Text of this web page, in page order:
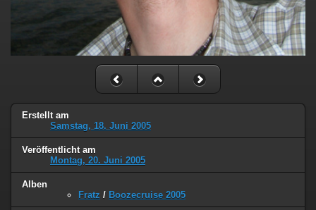
Erstellt am
Samstag, 18. Juni 2005
Veröffentlicht am
Montag, 20. Juni 2005
Alben
Fratz / Boozecruise 2005